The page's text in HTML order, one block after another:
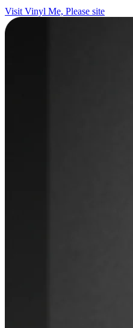
Visit Vinyl Me, Please site